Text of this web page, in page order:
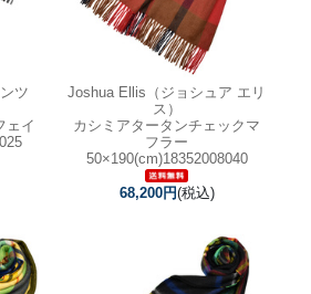
ツ
ェイ
Joshua Ellis（ジョシュア エリ
ス）
カシミアタータンチェックマ
フラー
50×190(cm)18352008040
68,200円(税込)